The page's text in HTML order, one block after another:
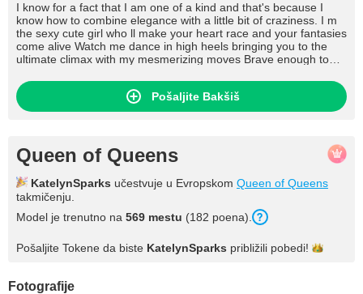
I know for a fact that I am one of a kind and that's because I
know how to combine elegance with a little bit of craziness. I m
the sexy cute girl who ll make your heart race and your fantasies
come alive Watch me dance in high heels bringing you to the
ultimate climax with my mesmerizing moves Brave enough to
Pošaljite Bakšiš
Queen of Queens
KatelynSparks učestvuje u Evropskom Queen of Queens
takmičenju.
Model je trenutno na 569 mestu (182 poena).
Pošaljite Tokene da biste KatelynSparks približili pobedi!
Fotografije